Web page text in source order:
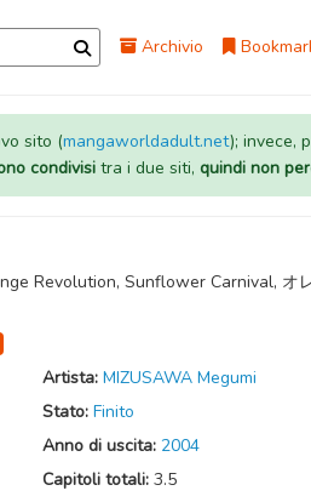
Archivio
sito (mangaworldadult.net); invece,
condivisitra i due siti, quindi non
Revolution, Sunflower Carnival, オ
Artista: MIZUSAWA Megumi
Stato: Finito
Anno di uscita: 2004
Capitoli totali: 3.5